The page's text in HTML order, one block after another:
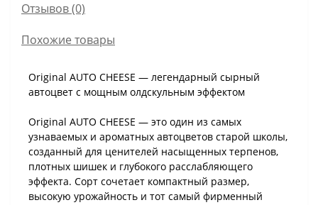
Отзывов (0)
Похожие товары
Original AUTO CHEESE — легендарный сырный
автоцвет с мощным олдскульным эффектом
Original AUTO CHEESE — это один из самых
узнаваемых и ароматных автоцветов старой школы,
созданный для ценителей насыщенных терпенов,
плотных шишек и глубокого расслабляющего
эффекта. Сорт сочетает компактный размер,
высокую урожайность и тот самый фирменный